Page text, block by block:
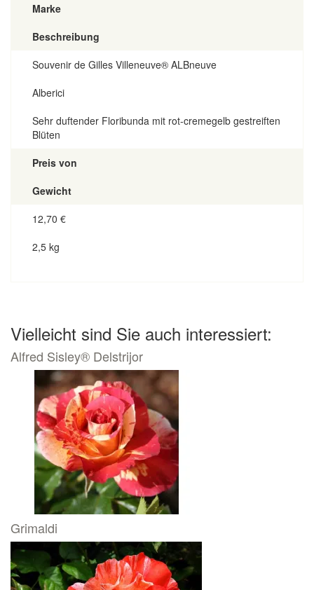
Marke
Beschreibung
Souvenir de Gilles Villeneuve® ALBneuve
Alberici
Sehr duftender Floribunda mit rot-cremegelb gestreiften
Blüten
Preis von
Gewicht
12,70 €
2,5 kg
Vielleicht sind Sie auch interessiert:
Alfred Sisley® Delstrijor
Grimaldi